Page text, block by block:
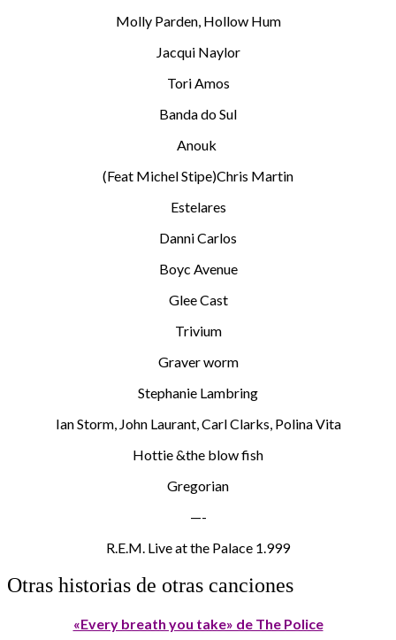
Molly Parden, Hollow Hum
Jacqui Naylor
Tori Amos
Banda do Sul
Anouk
(Feat Michel Stipe)Chris Martin
Estelares
Danni Carlos
Boyc Avenue
Glee Cast
Trivium
Graver worm
Stephanie Lambring
Ian Storm, John Laurant, Carl Clarks, Polina Vita
Hottie &the blow fish
Gregorian
—-
R.E.M. Live at the Palace 1.999
Otras historias de otras canciones
«Every breath you take» de The Police